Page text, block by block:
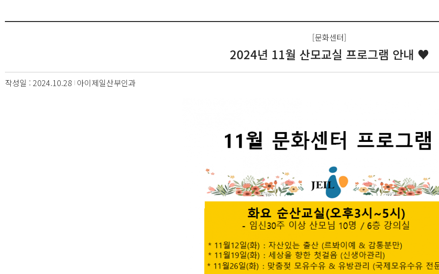
[문화센터]
2024년 11월 산모교실 프로그램 안내 ♥
작성일 : 2024.10.28 아이제일산부인과